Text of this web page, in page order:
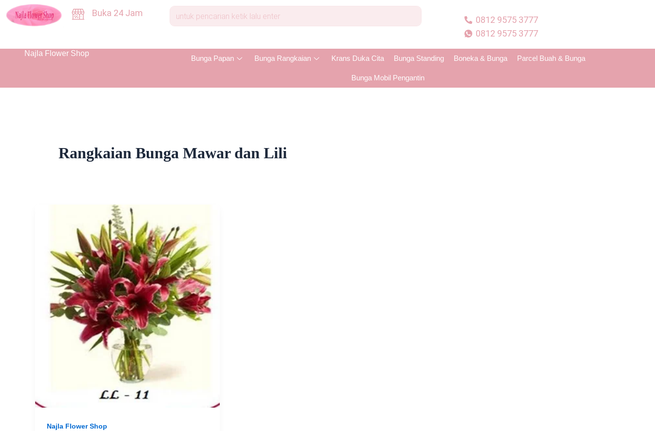
Skip
Buka 24 Jam
0812 9575 3777
0812 9575 3777
Najla Flower Shop
Bunga Papan Bunga Rangkaian Krans Duka Cita Bunga Standing Boneka & Bunga Parcel Buah & Bunga
Bunga Mobil Pengantin
Rangkaian Bunga Mawar dan Lili
Najla Flower Shop